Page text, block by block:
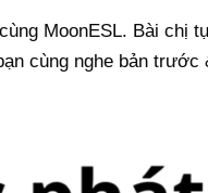
MoonESL. Bài chị
cùng nghe bản trước